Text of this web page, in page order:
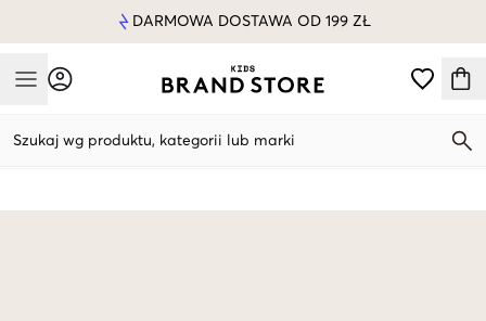
DARMOWA DOSTAWA OD 199 ZŁ
Mobile Menu
Szukaj wg produktu, kategorii lub marki